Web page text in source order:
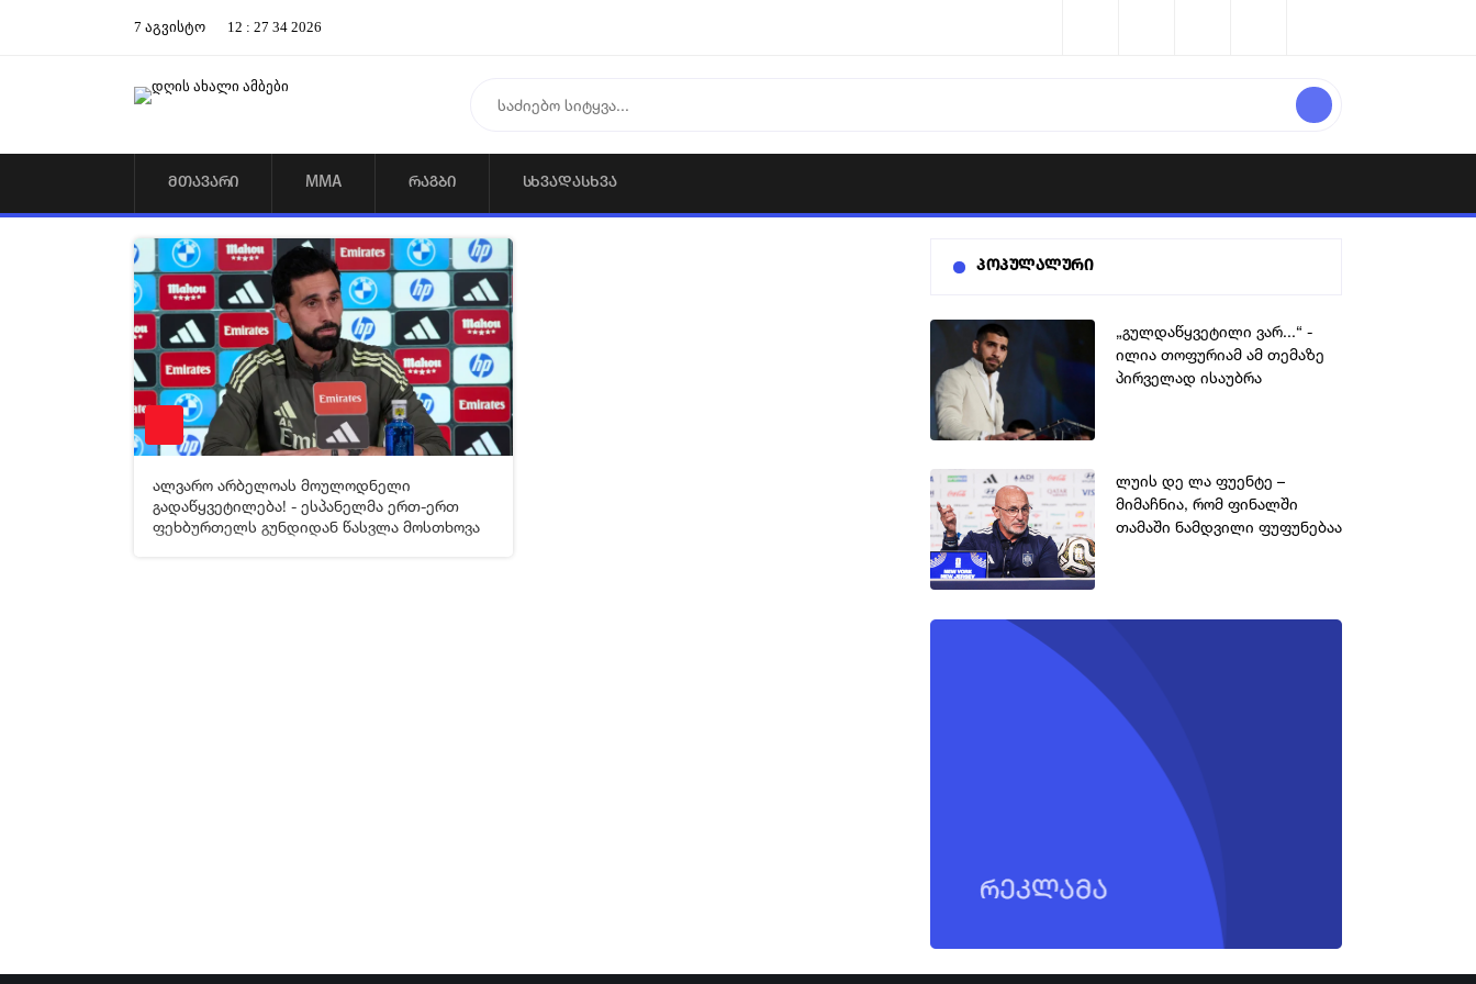
7 აგვისტო 12 : 27 34 2026
ᲛᲗᲐᲕᲐᲠᲘ MMA ᲠᲐᲒᲑᲘ ᲡᲮᲕᲐᲓᲐᲡᲮᲕᲐ
[xfgiven_video2] [/xfgiven_video2]
24-01-2026 07:42 1 182
ალვარო არბელოას მოულოდნელი
გადაწყვეტილება! - ესპანელმა ერთ-ერთ
ფეხბურთელს გუნდიდან წასვლა მოსთხოვა
პოპულალური
„გულდაწყვეტილი ვარ...“ -
ილია თოფურიამ ამ თემაზე
პირველად ისაუბრა
ლუის დე ლა ფუენტე –
მიმაჩნია, რომ ფინალში
თამაში ნამდვილი ფუფუნებაა